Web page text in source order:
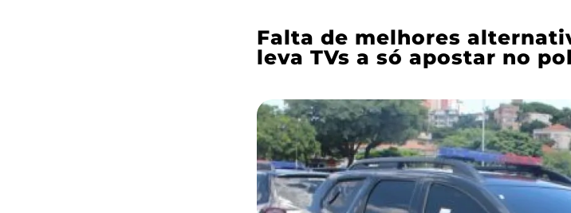
Falta de melhores
leva TVs a só apostar no